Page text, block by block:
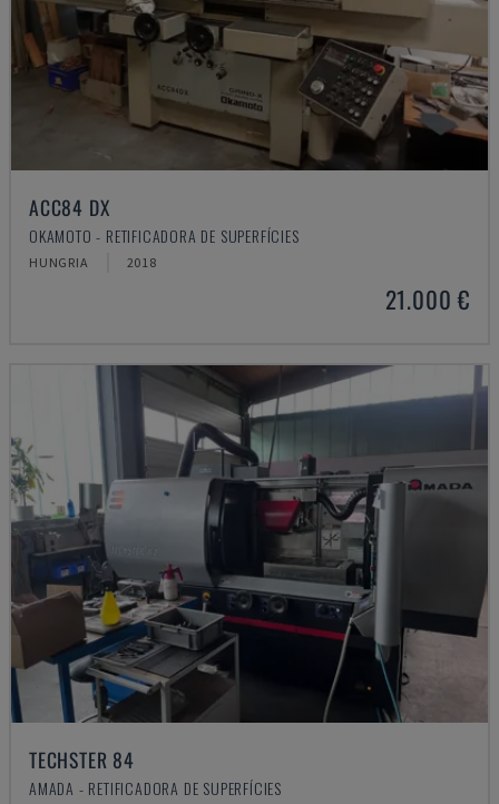
ACC84 DX
OKAMOTO - RETIFICADORA DE SUPERFÍCIES
HUNGRIA 2018
21.000 €
TECHSTER 84
AMADA - RETIFICADORA DE SUPERFÍCIES